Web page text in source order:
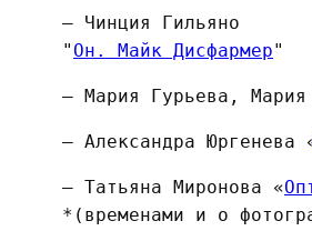
— Чинция Гильяно
" Он. Майк Дисфармер"
— Мария Гурьева,
— Александра Юргенева
— Татьяна Миронова «
*(временами и о